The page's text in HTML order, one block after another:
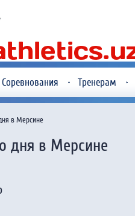
Соревнования Тренерам
в Мерсине
дня в Мерсине